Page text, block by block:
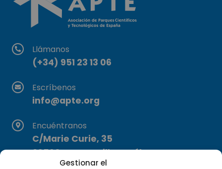
Gestionar el
Llámanos
(+34) 951 23 13 06
Escríbenos
info@apte.org
Encuéntranos
C/Marie Curie, 35
29590 Campanillas, Málaga